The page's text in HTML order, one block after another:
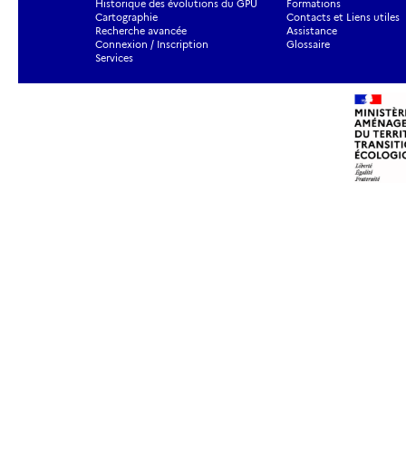
Historique des évolutions du GPU
Cartographie
Recherche avancée
Connexion / Inscription
Services
Formations
Contacts et Liens utiles
Assistance
Glossaire